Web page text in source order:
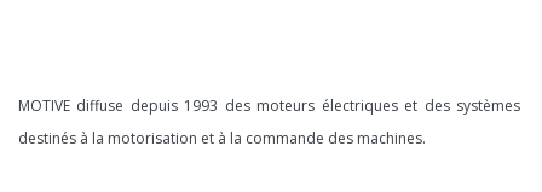
MOTIVE diffuse depuis 1993 des moteurs électriques et des systèmes
destinés à la motorisation et à la commande des machines.